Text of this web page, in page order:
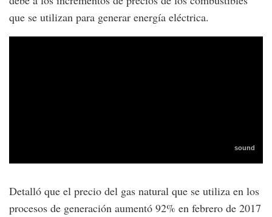
que se utilizan para generar energía eléctrica.
Detalló que el precio del gas natural que se utiliza en los
procesos de generación aumentó 92% en febrero de 2017